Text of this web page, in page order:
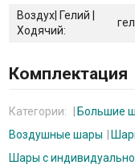
Воздух| Гелий |
Ходячий:
Комплектация
Категории: Большие
Воздушные шары
Шары с